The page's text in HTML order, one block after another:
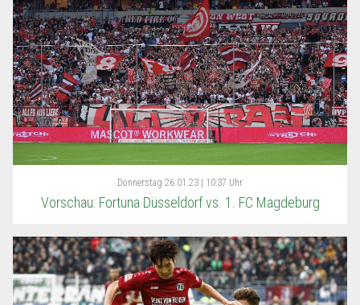
Donnerstag 26.01.23 | 10:37 Uhr
Vorschau: Fortuna Düsseldorf vs. 1. FC Magdeburg